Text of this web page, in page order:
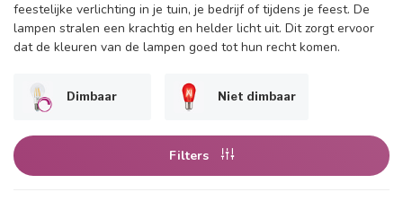
feestelijke verlichting in je tuin, je bedrijf of tijdens je feest. De
lampen stralen een krachtig en helder licht uit. Dit zorgt ervoor
dat de kleuren van de lampen goed tot hun recht komen.
Dimbaar Niet dimbaar
Filters